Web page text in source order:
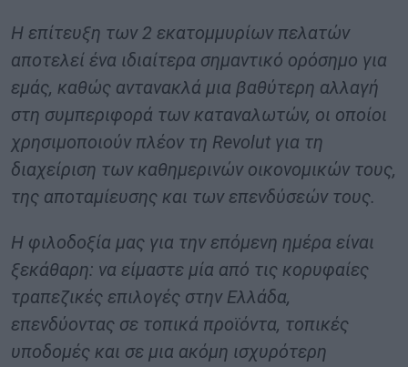
Η επίτευξη των 2 εκατομμυρίων πελατών
αποτελεί ένα ιδιαίτερα σημαντικό ορόσημο για
εμάς, καθώς αντανακλά μια βαθύτερη αλλαγή
στη συμπεριφορά των καταναλωτών, οι οποίοι
χρησιμοποιούν πλέον τη Revolut για τη
διαχείριση των καθημερινών οικονομικών τους,
της αποταμίευσης και των επενδύσεών τους.
Η φιλοδοξία μας για την επόμενη ημέρα είναι
ξεκάθαρη: να είμαστε μία από τις κορυφαίες
τραπεζικές επιλογές στην Ελλάδα,
επενδύοντας σε τοπικά προϊόντα, τοπικές
υποδομές και σε μια ακόμη ισχυρότερη